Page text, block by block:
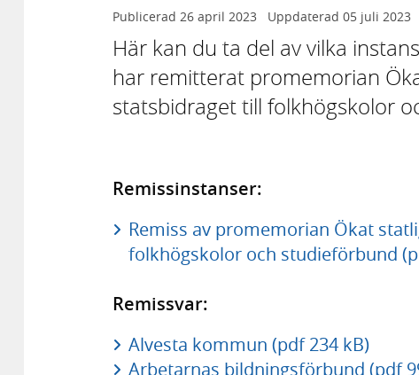
Publicerad 26 april 2023 Uppdaterad 05 juli 2023
Här kan du ta del av vilka
har remitterat promemorian
statsbidraget till folkhögskolor
Remissinstanser:
Remiss av promemorian Ökat
folkhögskolor och studieförbund
Remissvar:
Alvesta kommun (pdf 234 kB)
Arbetarnas bildningsförbund (pdf